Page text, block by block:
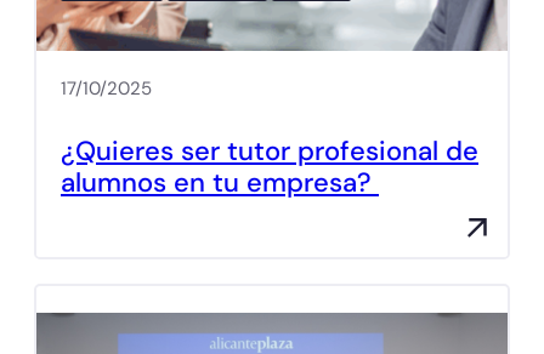
17/10/2025
¿Quieres ser tutor profesional de
alumnos en tu empresa?